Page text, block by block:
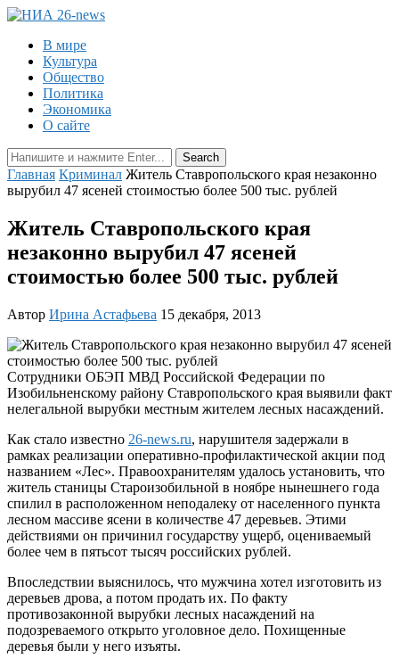
В мире
Культура
Общество
Политика
Экономика
О сайте
Главная Криминал Житель Ставропольского края незаконно
вырубил 47 ясеней стоимостью более 500 тыс. рублей
Житель Ставропольского края
незаконно вырубил 47 ясеней
стоимостью более 500 тыс. рублей
Автор Ирина Астафьева 15 декабря, 2013
Сотрудники ОБЭП МВД Российской Федерации по
Изобильненскому району Ставропольского края выявили факт
нелегальной вырубки местным жителем лесных насаждений.
Как стало известно 26-news.ru, нарушителя задержали в
рамках реализации оперативно-профилактической акции под
названием «Лес». Правоохранителям удалось установить, что
житель станицы Староизобильной в ноябре нынешнего года
спилил в расположенном неподалеку от населенного пункта
лесном массиве ясени в количестве 47 деревьев. Этими
действиями он причинил государству ущерб, оцениваемый
более чем в пятьсот тысяч российских рублей.
Впоследствии выяснилось, что мужчина хотел изготовить из
деревьев дрова, а потом продать их. По факту
противозаконной вырубки лесных насаждений на
подозреваемого открыто уголовное дело. Похищенные
деревья были у него изъяты.